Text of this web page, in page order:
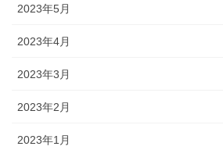
2023年5月
2023年4月
2023年3月
2023年2月
2023年1月